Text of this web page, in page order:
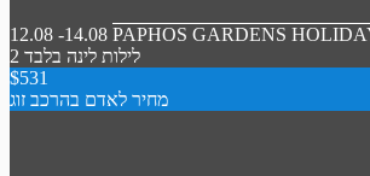
12.08 -14.08 PAPHOS GARDENS
2 לילות לינה בלבד
$531
מחיר לאדם בהרכב זוג